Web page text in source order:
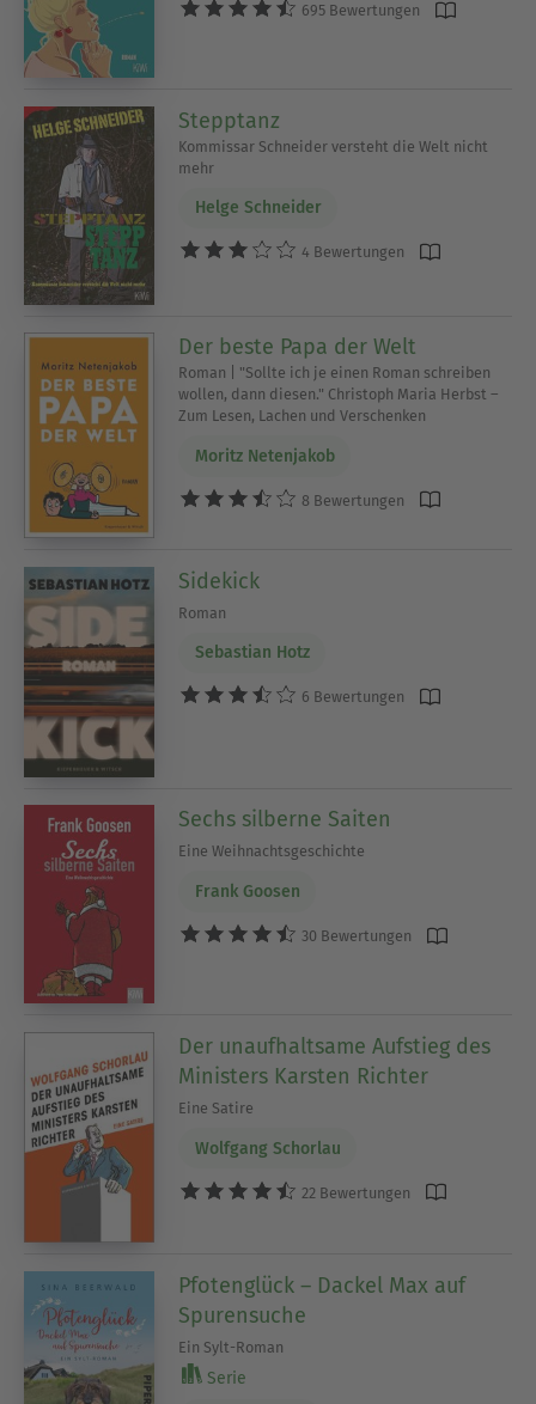
695 Bewertungen
Stepptanz
Kommissar Schneider versteht die Welt nicht
mehr
Helge Schneider
4 Bewertungen
Der beste Papa der Welt
Roman | "Sollte ich je einen Roman schreiben
wollen, dann diesen." Christoph Maria Herbst –
Zum Lesen, Lachen und Verschenken
Moritz Netenjakob
8 Bewertungen
Sidekick
Roman
Sebastian Hotz
6 Bewertungen
Sechs silberne Saiten
Eine Weihnachtsgeschichte
Frank Goosen
30 Bewertungen
Der unaufhaltsame Aufstieg des
Ministers Karsten Richter
Eine Satire
Wolfgang Schorlau
22 Bewertungen
Pfotenglück – Dackel Max auf
Spurensuche
Ein Sylt-Roman
Serie